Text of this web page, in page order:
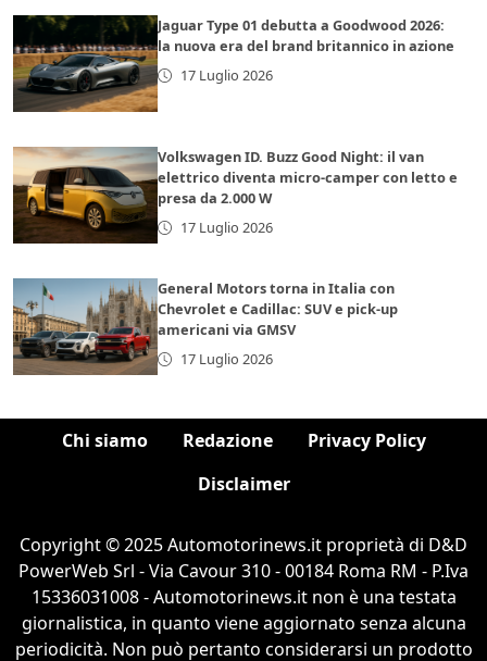
Jaguar Type 01 debutta a Goodwood 2026:
la nuova era del brand britannico in azione
17 Luglio 2026
Volkswagen ID. Buzz Good Night: il van
elettrico diventa micro-camper con letto e
presa da 2.000 W
17 Luglio 2026
General Motors torna in Italia con
Chevrolet e Cadillac: SUV e pick-up
americani via GMSV
17 Luglio 2026
Chi siamo Redazione
Privacy Policy
Disclaimer
Copyright © 2025 Automotorinews.it proprietà di D&D
PowerWeb Srl - Via Cavour 310 - 00184 Roma RM - P.Iva
15336031008 - Automotorinews.it non è una testata
giornalistica, in quanto viene aggiornato senza alcuna
periodicità. Non può pertanto considerarsi un prodotto